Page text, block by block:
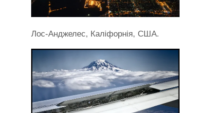
Лос-Анджелес, Каліфорнія, США.